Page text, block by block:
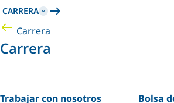
CARRERA
Carrera
Carrera
Trabajar con nosotros
Bolsa